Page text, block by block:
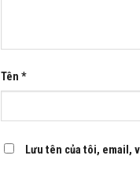
Tên *
Lưu tên của tôi, email,